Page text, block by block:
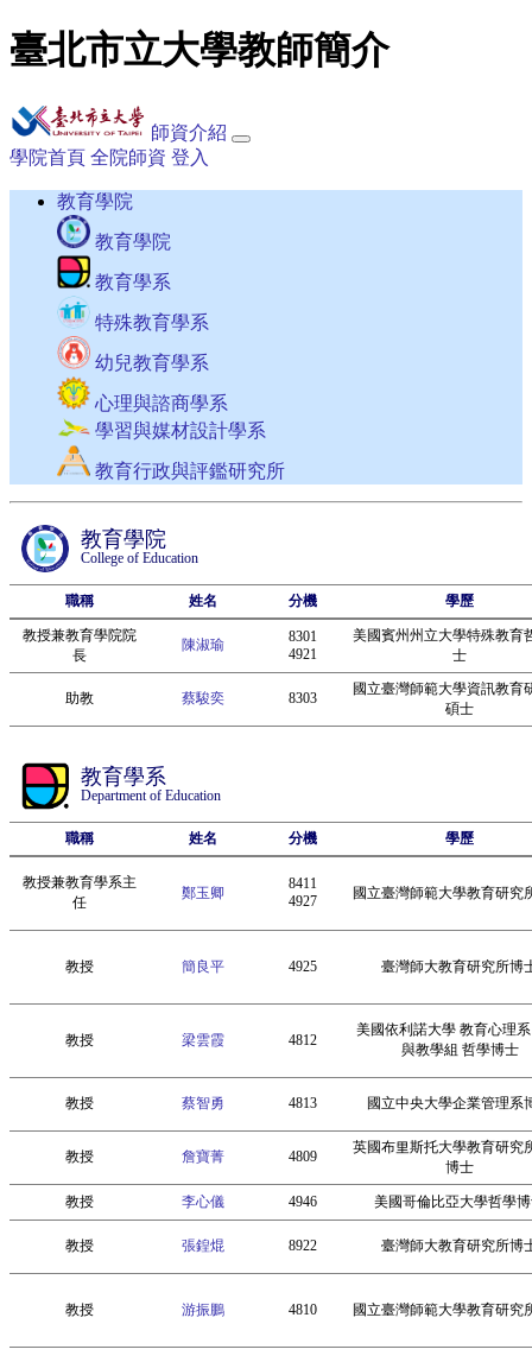
臺北市立大學教師簡介
師資介紹
學院首頁 全院師資 登入
教育學院
教育學院
教育學系
特殊教育學系
幼兒教育學系
心理與諮商學系
學習與媒材設計學系
教育行政與評鑑研究所
教育學院
College of Education
職稱 姓名 分機 學歷
教授兼教育學院院
長
陳淑瑜
8301
4921
美國賓州州立大學特殊教育
士
助教 蔡駿奕 8303
國立臺灣師範大學資訊教育
碩士
教育學系
Department of Education
職稱 姓名 分機 學歷
教授兼教育學系主
任
鄭玉卿
8411
4927
國立臺灣師範大學教育研究
教授 簡良平 4925 臺灣師大教育研究所博
教授 梁雲霞 4812
美國依利諾大學 教育心理
與教學組 哲學博士
教授 蔡智勇 4813 國立中央大學企業管理系
教授 詹寶菁 4809
英國布里斯托大學教育研究
博士
教授 李心儀 4946 美國哥倫比亞大學哲學
教授 張鍠焜 8922 臺灣師大教育研究所博
教授 游振鵬 4810 國立臺灣師範大學教育研究